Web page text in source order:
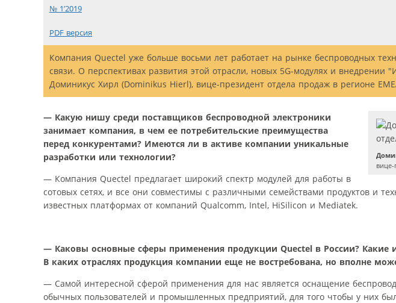
№ 1’2019
PDF версия
Компания Quectel уже больше восьми лет работает на рынке беспроводных
связи. О перспективах развития этой отрасли, новых 5G-модулях и внедрении
Доминикус Хирл (Dominikus Hierl), вице-президент отдела продаж в регионе
— Какую нишу среди поставщиков беспроводной электроники
занимает компания, в чем ее потребительские преимущества
перед конкурентами? Имеются ли в активе компании уникальные
разработки или технологии?
— Компания Quectel предлагает широкий спектр модулей для работы в
сотовых сетях, и все они совместимы с различными семействами продуктов и
известных платформах от компаний Qualcomm, Intel, HiSilicon и Mediatek.
— Каковы основные сферы применения продукции Quectel в России? Какие
В каких отраслях продукция компании еще не востребована, но вполне
— Самой интересной сферой применения для нас является оснащение
обычных пользователей и промышленных предприятий, для того чтобы у них